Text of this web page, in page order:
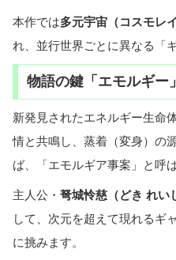
本作では多元宇宙（コスモレ
れ、並行世界ごとに異なる「
物語の鍵「エモルギー」
新発見されたエネルギー生命
情と共鳴し、蒸着（変身）の
ば、「エモルギア事案」と呼
主人公・ 弩城怜慈（どき れい
して、次元を超えて現れるギ
に挑みます。